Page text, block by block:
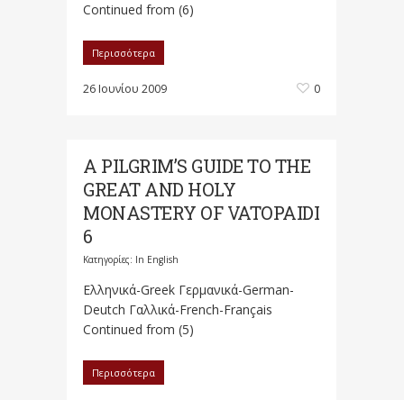
Continued from (6)
Περισσότερα
26 Ιουνίου 2009 0
A PILGRIM’S GUIDE TO THE
GREAT AND HOLY
MONASTERY OF VATOPAIDI
6
Κατηγορίες: In English
Ελληνικά-Greek Γερμανικά-German-
Deutch Γαλλικά-French-Français
Continued from (5)
Περισσότερα